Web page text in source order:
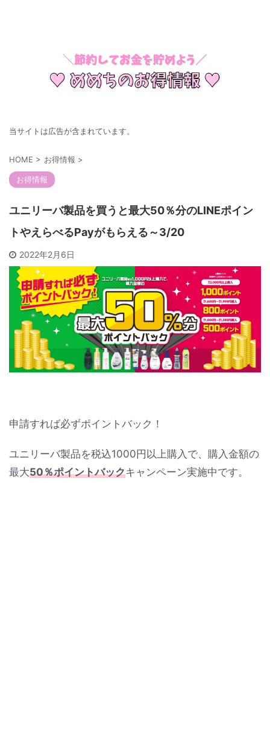
当サイトは広告が含まれています。
HOME > お得情報 >
お得情報
ユニリーバ製品を買うと最大50％分のLINEポイン
トやえらべるPayがもらえる～3/20
2022年2月6日
申請すれば必ずポイントバック！
ユニリーバ製品を税込1000円以上購入で、購入金額の
最大50％ポイントバックキャンペーン実施中です。